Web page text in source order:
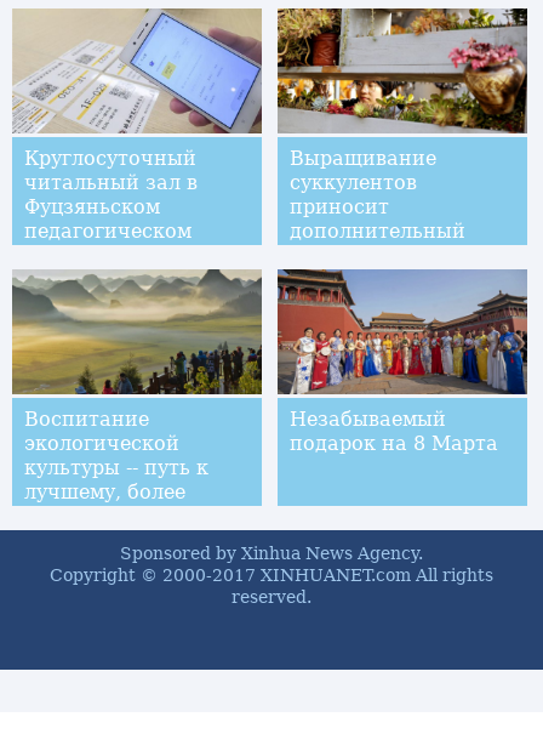
Круглосуточный
читальный зал в
Фуцзяньском
педагогическом
Выращивание
суккулентов
приносит
дополнительный
провинции Хэбэй
Воспитание
экологической
культуры -- путь к
лучшему, более
Незабываемый
подарок на 8 Марта
Sponsored by Xinhua News Agency.
Copyright © 2000-2017 XINHUANET.com All rights
reserved.